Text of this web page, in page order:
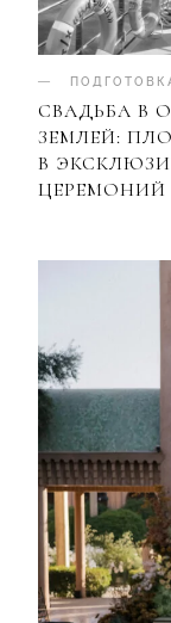
СВАДЬБА В
ЗЕМЛЕЙ:
В
ЦЕРЕМОНИЙ